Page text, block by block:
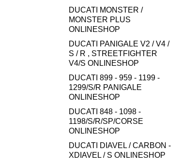
DUCATI MONSTER /
MONSTER PLUS
ONLINESHOP
DUCATI PANIGALE V2 / V4 /
S / R , STREETFIGHTER
V4/S ONLINESHOP
DUCATI 899 - 959 - 1199 -
1299/S/R PANIGALE
ONLINESHOP
DUCATI 848 - 1098 -
1198/S/R/SP/CORSE
ONLINESHOP
DUCATI DIAVEL / CARBON -
XDIAVEL / S ONLINESHOP